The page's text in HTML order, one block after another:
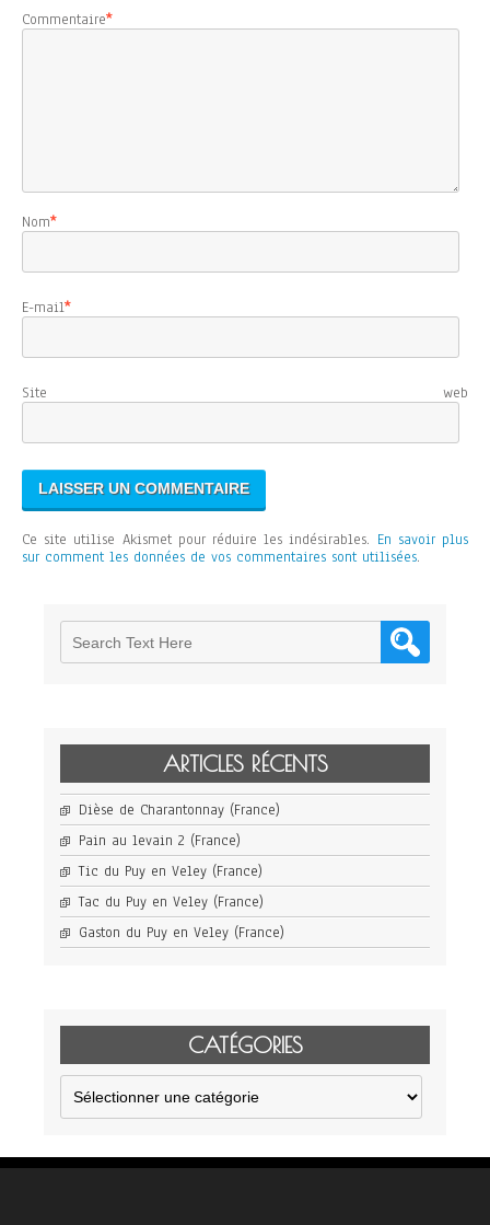
Commentaire*
Nom*
E-mail*
Site web
Ce site utilise Akismet pour réduire les indésirables. En savoir plus
sur comment les données de vos commentaires sont utilisées.
ARTICLES RÉCENTS
Dièse de Charantonnay (France)
Pain au levain 2 (France)
Tic du Puy en Veley (France)
Tac du Puy en Veley (France)
Gaston du Puy en Veley (France)
CATÉGORIES
Catégories